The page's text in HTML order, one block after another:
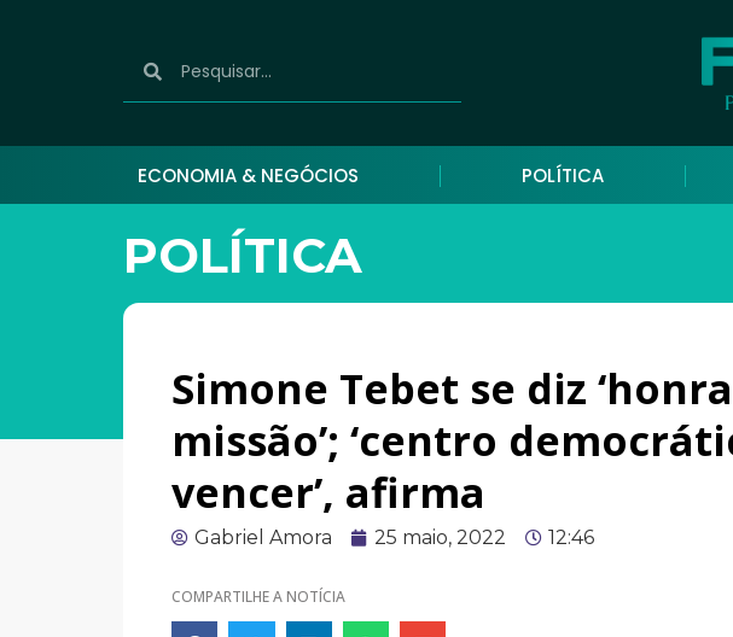
ECONOMIA & NEGÓCIOS POLÍTICA
POLÍTICA
Simone Tebet se diz
missão’; ‘centro
vencer’, afirma
Gabriel Amora 25 maio, 2022 12:46
COMPARTILHE A NOTÍCIA